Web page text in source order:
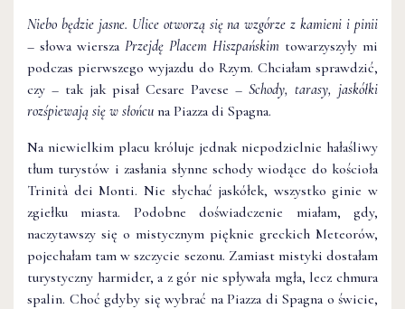
Niebo będzie jasne. Ulice otworzą się na wzgórze z kamieni i pinii
– słowa wiersza Przejdę Placem Hiszpańskim towarzyszyły mi
podczas pierwszego wyjazdu do Rzym. Chciałam sprawdzić,
czy – tak jak pisał Cesare Pavese – Schody, tarasy, jaskółki
rozśpiewają się w słońcu na Piazza di Spagna.
Na niewielkim placu króluje jednak niepodzielnie hałaśliwy
tłum turystów i zasłania słynne schody wiodące do kościoła
Trinità dei Monti. Nie słychać jaskółek, wszystko ginie w
zgiełku miasta. Podobne doświadczenie miałam, gdy,
naczytawszy się o mistycznym pięknie greckich Meteorów,
pojechałam tam w szczycie sezonu. Zamiast mistyki dostałam
turystyczny harmider, a z gór nie spływała mgła, lecz chmura
spalin. Choć gdyby się wybrać na Piazza di Spagna o świcie,